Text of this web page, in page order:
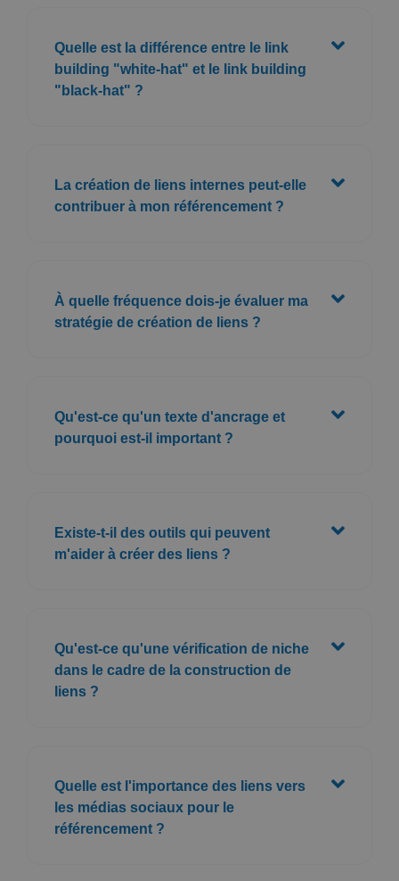
Quelle est la différence entre le link
building "white-hat" et le link building
"black-hat" ?
La création de liens internes peut-elle
contribuer à mon référencement ?
À quelle fréquence dois-je évaluer ma
stratégie de création de liens ?
Qu'est-ce qu'un texte d'ancrage et
pourquoi est-il important ?
Existe-t-il des outils qui peuvent
m'aider à créer des liens ?
Qu'est-ce qu'une vérification de niche
dans le cadre de la construction de
liens ?
Quelle est l'importance des liens vers
les médias sociaux pour le
référencement ?